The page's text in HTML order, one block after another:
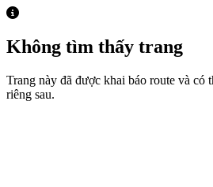
Không tìm thấy trang
Trang này đã được khai báo route và có
riêng sau.